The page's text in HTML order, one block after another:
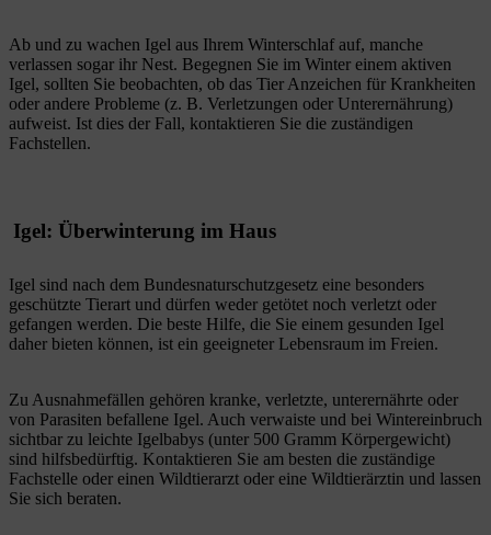
Ab und zu wachen Igel aus Ihrem Winterschlaf auf, manche
verlassen sogar ihr Nest. Begegnen Sie im Winter einem aktiven
Igel, sollten Sie beobachten, ob das Tier Anzeichen für Krankheiten
oder andere Probleme (z. B. Verletzungen oder Unterernährung)
aufweist. Ist dies der Fall, kontaktieren Sie die zuständigen
Fachstellen.
Igel: Überwinterung im Haus
Igel sind nach dem Bundesnaturschutzgesetz eine besonders
geschützte Tierart und dürfen weder getötet noch verletzt oder
gefangen werden. Die beste Hilfe, die Sie einem gesunden Igel
daher bieten können, ist ein geeigneter Lebensraum im Freien.
Zu Ausnahmefällen gehören kranke, verletzte, unterernährte oder
von Parasiten befallene Igel. Auch verwaiste und bei Wintereinbruch
sichtbar zu leichte Igelbabys (unter 500 Gramm Körpergewicht)
sind hilfsbedürftig. Kontaktieren Sie am besten die zuständige
Fachstelle oder einen Wildtierarzt oder eine Wildtierärztin und lassen
Sie sich beraten.